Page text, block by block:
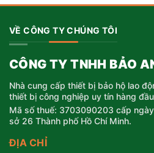
VỀ CÔNG TY CHÚNG TÔI
CÔNG TY TNHH BẢO
Nhà cung cấp thiết bị bảo hộ lao
thiết bị công nghiệp uy tín hàng
Mã số thuế: 3703090203 cấp
sở 26 Thành phố Hồ Chí Minh.
ĐỊA CHỈ